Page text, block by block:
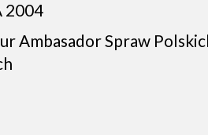
2004
Ambasador Spraw